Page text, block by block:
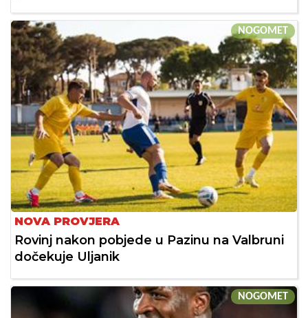
NOGOMET
NOVA PROVJERA
Rovinj nakon pobjede u Pazinu na Valbruni
dočekuje Uljanik
NOGOMET